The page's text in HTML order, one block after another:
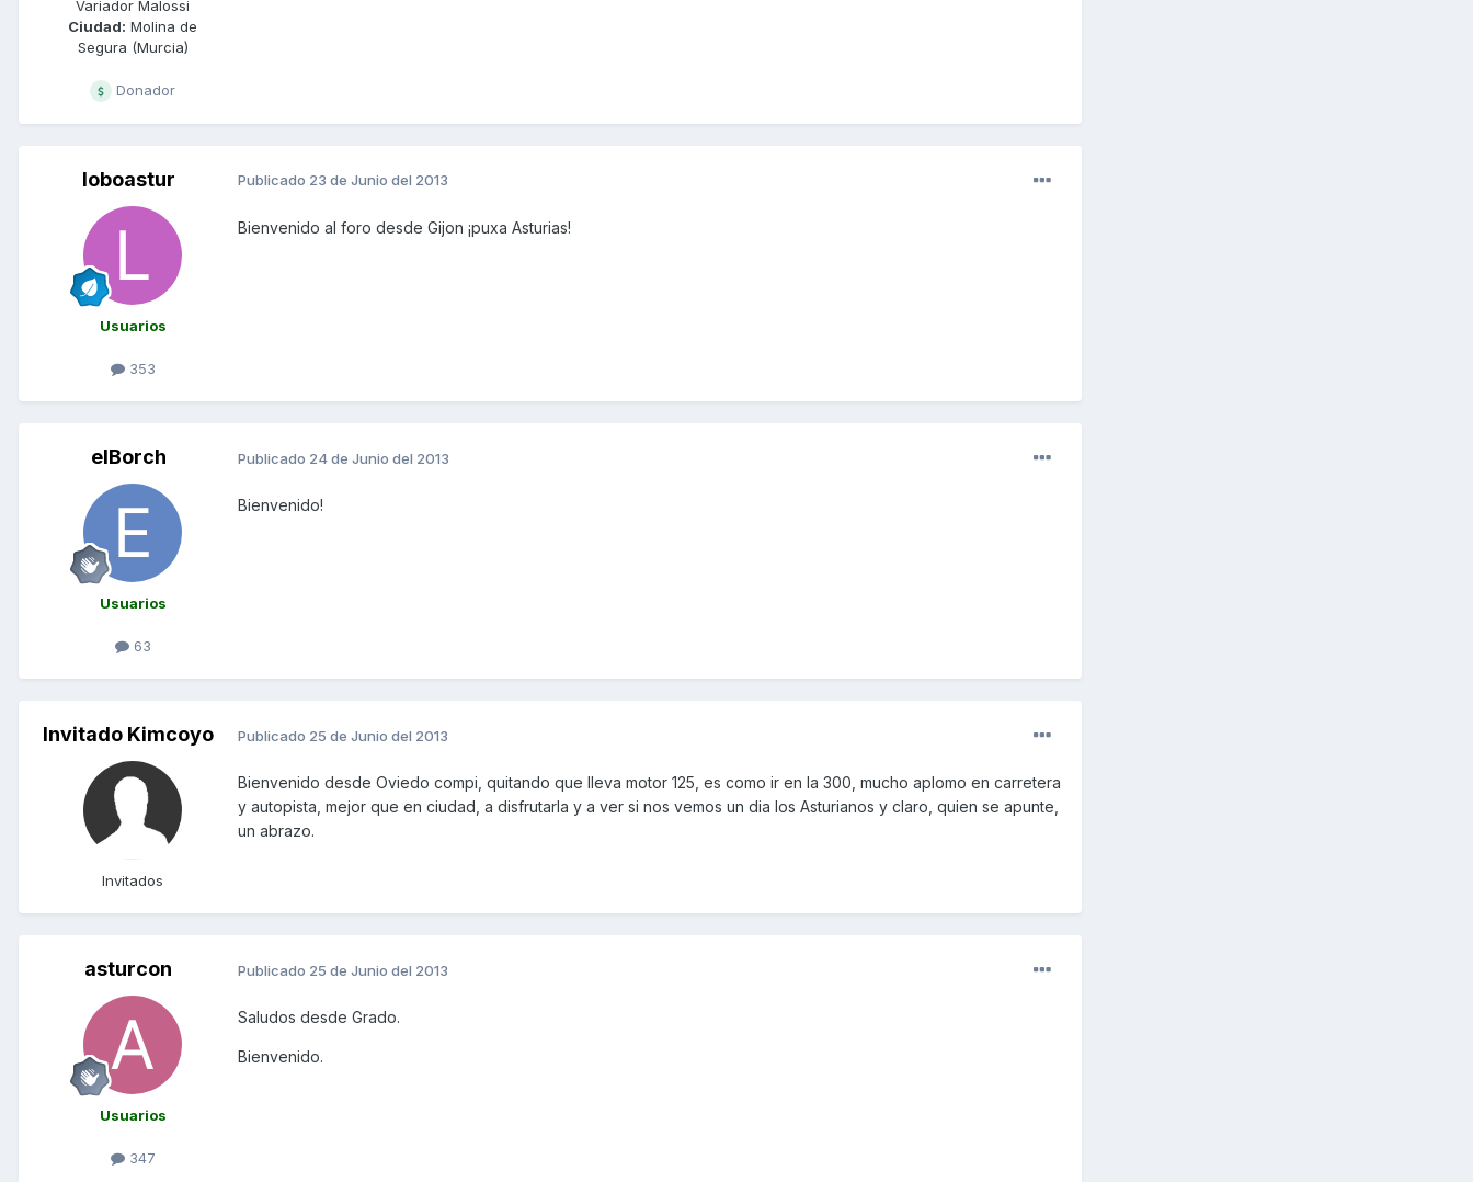
Variador Malossi
Ciudad: Molina de
Segura (Murcia)
Donador
loboastur
Usuarios
353
Publicado 23 de Junio del 2013
Bienvenido al foro desde Gijon ¡puxa Asturias!
elBorch
Usuarios
63
Publicado 24 de Junio del 2013
Bienvenido!
Invitado Kimcoyo
Invitados
Publicado 25 de Junio del 2013
Bienvenido desde Oviedo compi, quitando que lleva motor 125, es como ir en la 300, mucho aplomo en carretera
y autopista, mejor que en ciudad, a disfrutarla y a ver si nos vemos un dia los Asturianos y claro, quien se apunte,
un abrazo.
asturcon
Usuarios
347
Publicado 25 de Junio del 2013
Saludos desde Grado.
Bienvenido.